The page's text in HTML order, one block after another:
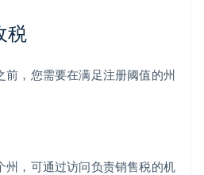
税
前，您需要在满足注册阈值的州
州，可通过访问负责销售税的机